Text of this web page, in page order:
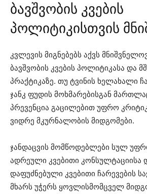
ბავშვობის კვების
პოლიტიკისთვის
კვლევის მიგნებებს აქვს
ბავშვობის კვების პოლიტიკასა და
პრაქტიკაზე. თუ ტვინის ხელახალი
ჯანკ ფუდის მოხმარებისგან
პრევენცია გაცილებით უფრო
ვიდრე მკურნალობის მიდგომები.
ჯანდაცვის მომწოდებლები სულ
ადრეული კვებითი კონსულტაციისა
დაფუძნებული კვებითი ჩარევების
მხარს უჭერს ყოვლისმომცველ